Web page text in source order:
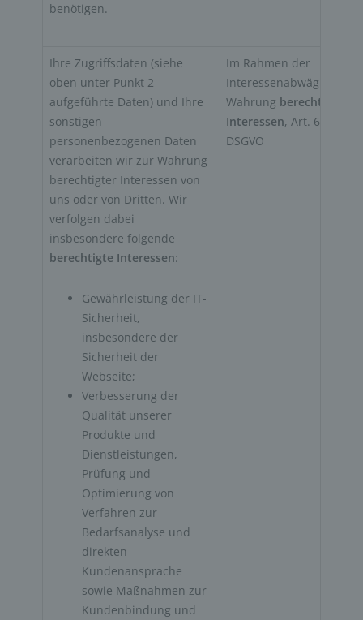
benötigen.
Ihre Zugriffsdaten (siehe
oben unter Punkt 2
aufgeführte Daten) und Ihre
sonstigen
personenbezogenen Daten
verarbeiten wir zur Wahrung
berechtigter Interessen von
uns oder von Dritten. Wir
verfolgen dabei
insbesondere folgende
berechtigte Interessen:
Gewährleistung der IT-
Sicherheit,
insbesondere der
Sicherheit der
Webseite;
Verbesserung der
Qualität unserer
Produkte und
Dienstleistungen,
Prüfung und
Optimierung von
Verfahren zur
Bedarfsanalyse und
direkten
Kundenansprache
sowie Maßnahmen zur
Kundenbindung und
Im Rahmen der
Interessenabwägung
Wahrung berechtigter
Interessen, Art. 6 Abs.
DSGVO